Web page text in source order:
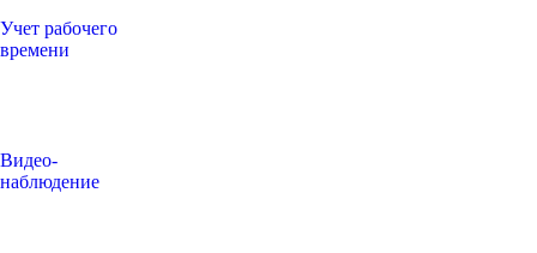
Учет рабочего
времени
Видео‑
наблюдение